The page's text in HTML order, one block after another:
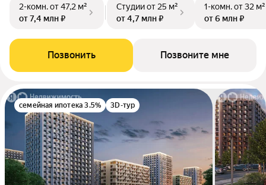
2-комн.от 47,2 м²
от 7,4 млн ₽
Студииот 25 м²
от 4,7 млн ₽
1-комн.от 32 м²
от 6 млн ₽
Позвонить Позвоните мне
семейная ипотека 3.5% 3D-тур